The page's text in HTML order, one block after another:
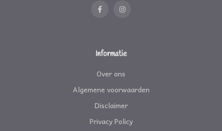
Informatie
Over ons
Algemene voorwaarden
Disclaimer
Privacy Policy